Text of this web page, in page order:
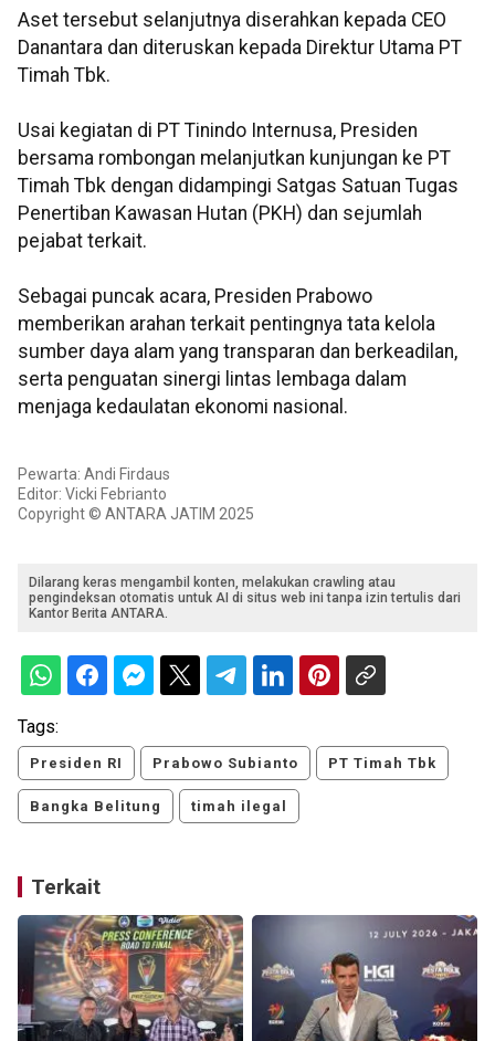
Aset tersebut selanjutnya diserahkan kepada CEO
Danantara dan diteruskan kepada Direktur Utama PT
Timah Tbk.
Usai kegiatan di PT Tinindo Internusa, Presiden
bersama rombongan melanjutkan kunjungan ke PT
Timah Tbk dengan didampingi Satgas Satuan Tugas
Penertiban Kawasan Hutan (PKH) dan sejumlah
pejabat terkait.
Sebagai puncak acara, Presiden Prabowo
memberikan arahan terkait pentingnya tata kelola
sumber daya alam yang transparan dan berkeadilan,
serta penguatan sinergi lintas lembaga dalam
menjaga kedaulatan ekonomi nasional.
Pewarta: Andi Firdaus
Editor: Vicki Febrianto
Copyright © ANTARA JATIM 2025
Dilarang keras mengambil konten, melakukan crawling atau
pengindeksan otomatis untuk AI di situs web ini tanpa izin tertulis dari
Kantor Berita ANTARA.
Tags:
Presiden RI Prabowo Subianto PT Timah Tbk
Bangka Belitung timah ilegal
Terkait